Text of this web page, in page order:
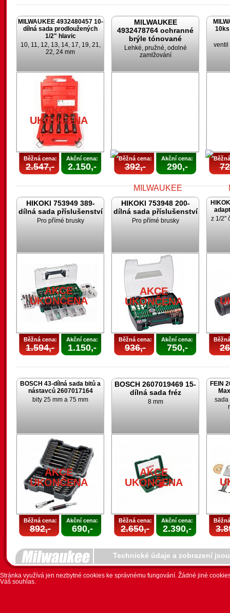
MILWAUKEE 4932480457 10-
dílná sada prodloužených
1/2" hlavic
10, 11, 12, 13, 14, 17, 19, 21,
22, 24 mm
AKCE
UKONČENA
Běžná cena:
2.547,-
Akční cena:
2.150,-
MILWAUKEE
4932478764 ochranné
brýle tónované
Lehké, pružné, odolné
zamlžování
AKCE
UKONČENA
Běžná cena:
392,-
Akční cena:
290,-
ventil
HIKOKI 753949 389-
dílná sada příslušenství
Pro přímé brusky
AKCE
UKONČENA
Běžná cena:
1.594,-
Akční cena:
1.150,-
HIKOKI 753948 200-
dílná sada příslušenství
Pro přímé brusky
AKCE
UKONČENA
Běžná cena:
936,-
Akční cena:
750,-
z 1/2"
BOSCH 43-dílná sada bitů a
nástavců 2607017164
bity 25 mm a 75 mm
AKCE
UKONČENA
Běžná cena:
892,-
Akční cena:
690,-
BOSCH 2607019469 15-
dílná sada fréz
8 mm
AKCE
UKONČENA
Běžná cena:
2.650,-
Akční cena:
2.390,-
FEIN
sada
Technické údaje a zobrazení
Stránka využívá jen nezbytné cookies ke správnému fungování. Žádné jiné
Váš souhlas.